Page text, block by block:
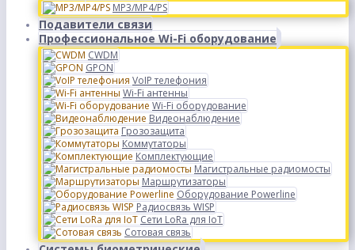
MP3/MP4/PS
Подавители связи
Профессиональное Wi-Fi оборудование
CWDM
GPON
VoIP телефония
Wi-Fi антенны
Wi-Fi оборудование
Видеонаблюдение
Грозозащита
Коммутаторы
Комплектующие
Магистральные радиомосты
Маршрутизаторы
Оборудование Powerline
Радиосвязь WISP
Сети LoRa для IoT
Сотовая связь